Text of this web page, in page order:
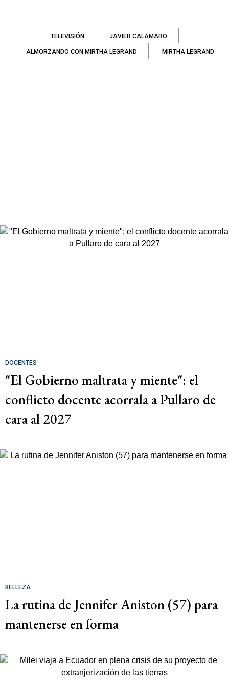
TELEVISIÓN JAVIER CALAMARO
ALMORZANDO CON MIRTHA LEGRAND MIRTHA LEGRAND
DOCENTES
"El Gobierno maltrata y miente": el
conflicto docente acorrala a Pullaro de
cara al 2027
BELLEZA
La rutina de Jennifer Aniston (57) para
mantenerse en forma